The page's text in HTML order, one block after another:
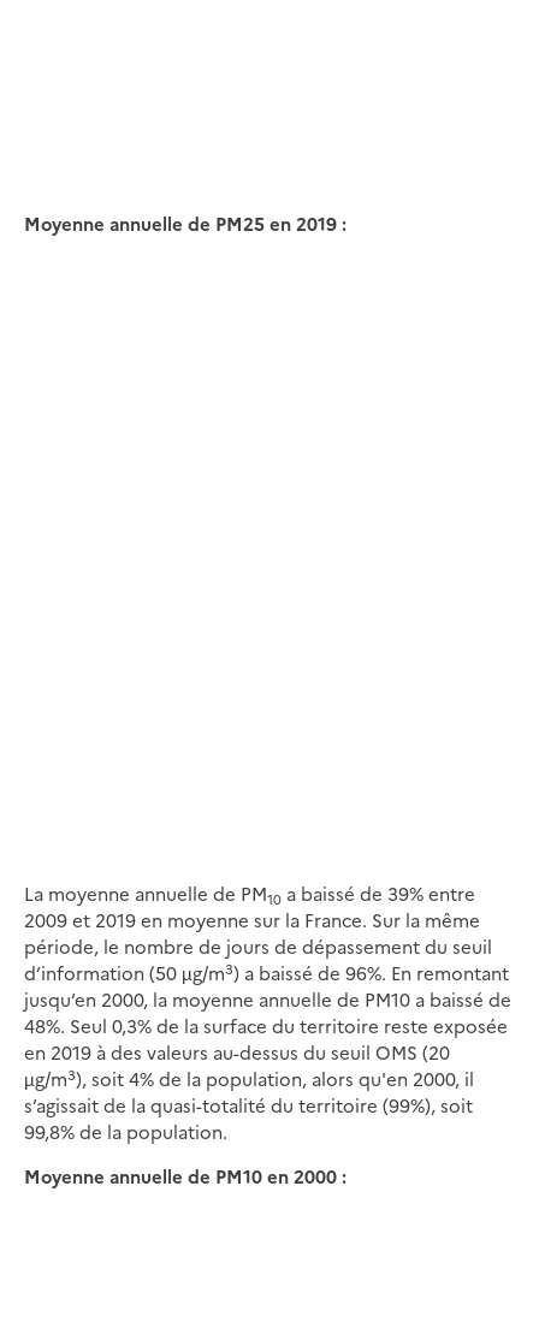
Moyenne annuelle de PM25 en 2019 :
La moyenne annuelle de PM10 a baissé de 39% entre
2009 et 2019 en moyenne sur la France. Sur la même
période, le nombre de jours de dépassement du seuil
d’information (50 µg/m3) a baissé de 96%. En remontant
jusqu’en 2000, la moyenne annuelle de PM10 a baissé de
48%. Seul 0,3% de la surface du territoire reste exposée
en 2019 à des valeurs au-dessus du seuil OMS (20
µg/m3), soit 4% de la population, alors qu'en 2000, il
s’agissait de la quasi-totalité du territoire (99%), soit
99,8% de la population.
Moyenne annuelle de PM10 en 2000 :